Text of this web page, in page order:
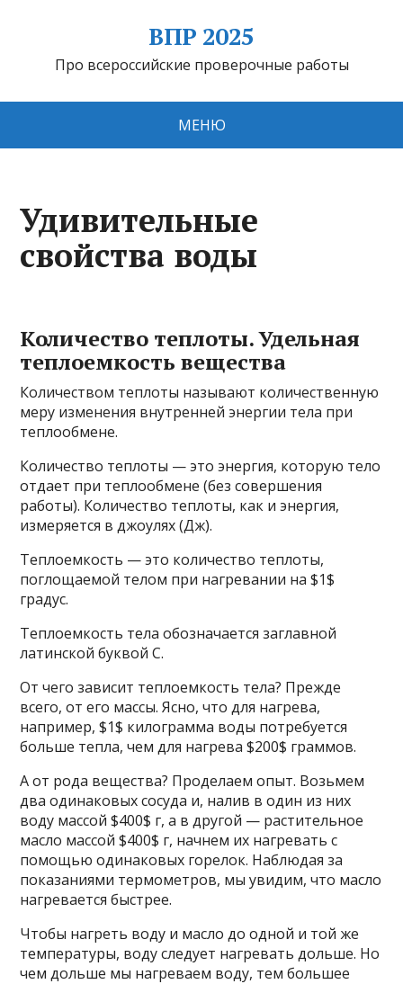
ВПР 2025
Про всероссийские проверочные работы
МЕНЮ
Удивительные
свойства воды
Количество теплоты. Удельная
теплоемкость вещества
Количеством теплоты называют количественную
меру изменения внутренней энергии тела при
теплообмене.
Количество теплоты — это энергия, которую тело
отдает при теплообмене (без совершения
работы). Количество теплоты, как и энергия,
измеряется в джоулях (Дж).
Теплоемкость — это количество теплоты,
поглощаемой телом при нагревании на $1$
градус.
Теплоемкость тела обозначается заглавной
латинской буквой С.
От чего зависит теплоемкость тела? Прежде
всего, от его массы. Ясно, что для нагрева,
например, $1$ килограмма воды потребуется
больше тепла, чем для нагрева $200$ граммов.
А от рода вещества? Проделаем опыт. Возьмем
два одинаковых сосуда и, налив в один из них
воду массой $400$ г, а в другой — растительное
масло массой $400$ г, начнем их нагревать с
помощью одинаковых горелок. Наблюдая за
показаниями термометров, мы увидим, что масло
нагревается быстрее.
Чтобы нагреть воду и масло до одной и той же
температуры, воду следует нагревать дольше. Но
чем дольше мы нагреваем воду, тем большее